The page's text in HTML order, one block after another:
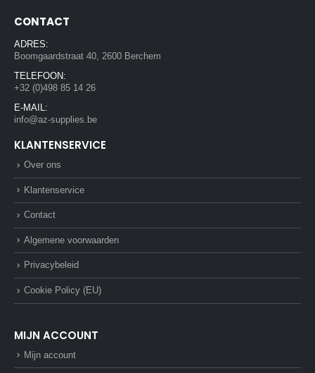
CONTACT
ADRES:
Boomgaardstraat 40, 2600 Berchem
TELEFOON:
+32 (0)498 85 14 26
E-MAIL:
info@az-supplies.be
KLANTENSERVICE
Over ons
Klantenservice
Contact
Algemene voorwaarden
Privacybeleid
Cookie Policy (EU)
MIJN ACCOUNT
Mijn account